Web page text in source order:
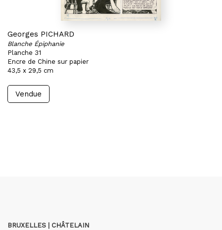
Georges PICHARD
Blanche Épiphanie
Planche 31
Encre de Chine sur papier
43,5 x 29,5 cm
Vendue
BRUXELLES | CHÂTELAIN